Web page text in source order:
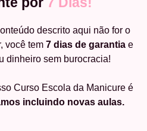
descrito aqui não for o
você tem 7 dias de garantiae
dinheiro sem burocracia!
Curso Escola da Manicure é
incluindo novas aulas.